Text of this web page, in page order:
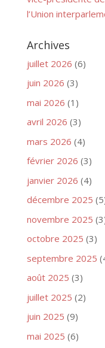
l’Union
Archives
juillet 2026 (6)
juin 2026 (3)
mai 2026 (1)
avril 2026 (3)
mars 2026 (4)
février 2026 (3)
janvier 2026 (4)
décembre 2025
novembre 2025
octobre 2025 (3)
septembre 2025
août 2025 (3)
juillet 2025 (2)
juin 2025 (9)
mai 2025 (6)